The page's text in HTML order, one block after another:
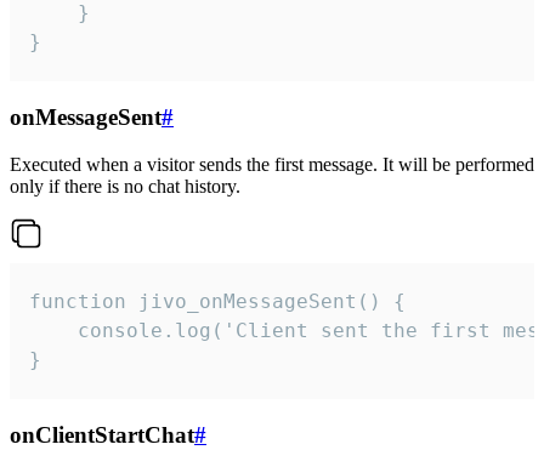
    }
}
onMessageSent#
Executed when a visitor sends the first message. It will be performed
only if there is no chat history.
function jivo_onMessageSent() {
console.log('Client sent the first
}
onClientStartChat#